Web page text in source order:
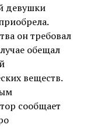
девушки
он требовал
обещал
веществ.
сообщает